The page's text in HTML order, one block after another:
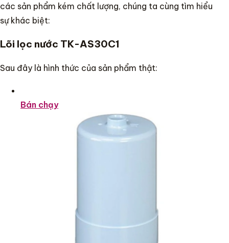
các sản phẩm kém chất lượng, chúng ta cùng tìm hiểu
sự khác biệt:
Lõi lọc nước TK-AS30C1
Sau đây là hình thức của sản phẩm thật:
Bán chạy